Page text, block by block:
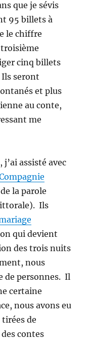
que je sévis
95 billets à
le chiffre
cinq billets
seront
et plus
au conte,
me
assisté avec
la parole
Ils
qui devient
des trois nuits
nous
de personnes. Il
certaine
nous avons eu
de
contes